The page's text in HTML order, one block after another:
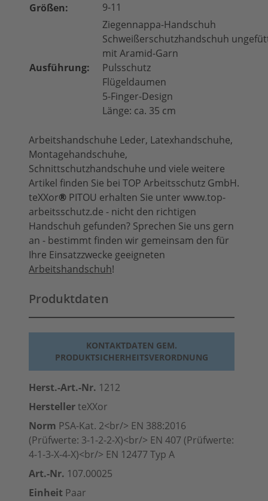
Größen: 9-11
Ausführung:
Ziegennappa-Handschuh
Schweißerschutzhandschuh
mit Aramid-Garn
Pulsschutz
Flügeldaumen
5-Finger-Design
Länge: ca. 35 cm
Arbeitshandschuhe Leder, Latexhandschuhe,
Montagehandschuhe,
Schnittschutzhandschuhe und viele weitere
Artikel finden Sie bei TOP Arbeitsschutz GmbH.
teXXor® PITOU erhalten Sie unter www.top-
arbeitsschutz.de - nicht den richtigen
Handschuh gefunden? Sprechen Sie uns gern
an - bestimmt finden wir gemeinsam den für
Ihre Einsatzzwecke geeigneten
Arbeitshandschuh!
Produktdaten
KONTAKTDATEN GEM.
PRODUKTSICHERHEITSVERORDNUNG
Herst.-Art.-Nr. 1212
HerstellerteXXor
Norm PSA-Kat. 2<br/> EN 388:2016
(Prüfwerte: 3-1-2-2-X)<br/> EN 407 (Prüfwerte:
4-1-3-X-4-X)<br/> EN 12477 Typ A
Art.-Nr. 107.00025
Einheit Paar